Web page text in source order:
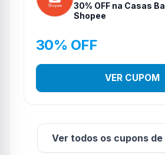
30% OFF na Casas
Shopee
30% OFF
VER CUPOM
Ver todos os cupons de